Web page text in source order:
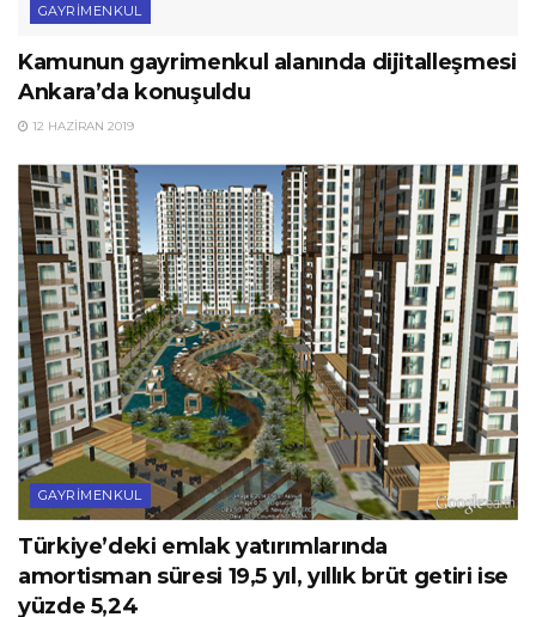
GAYRIMENKUL
Kamunun gayrimenkul alanında dijitalleşmesi
Ankara’da konuşuldu
12 HAZIRAN 2019
GAYRIMENKUL
Türkiye’deki emlak yatırımlarında
amortisman süresi 19,5 yıl, yıllık brüt getiri ise
yüzde 5,24